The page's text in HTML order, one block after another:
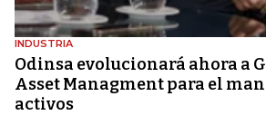
INDUSTRIA
Odinsa evolucionará ahora a
Asset Managment para el
activos